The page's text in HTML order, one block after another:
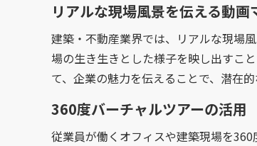
リアルな現場風景を伝える動画
建築・不動産業界では、リアルな現場
場の生き生きとした様子を映し出すこ
て、企業の魅力を伝えることで、潜在
360度バーチャルツアーの活用
従業員が働くオフィスや建築現場を